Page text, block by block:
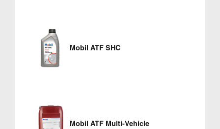
Mobil ATF SHC
Mobil ATF Multi-Vehicle